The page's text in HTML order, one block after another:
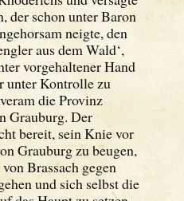
der schon unter Baron
neigte, den
aus dem Wald‘,
vorgehaltener Hand
unter Kontrolle zu
die Provinz
Grauburg. Der
bereit, sein Knie vor
Grauburg zu beugen,
Brassach gegen
und sich selbst die